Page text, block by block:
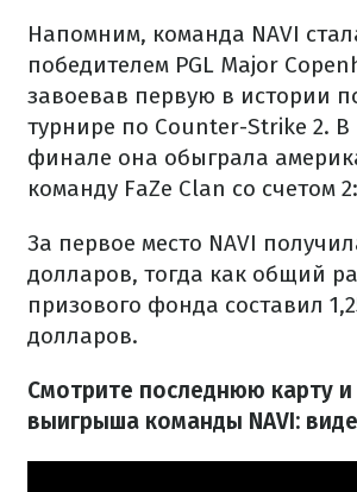
Напомним, команда NAVI
победителем PGL Major
завоевав первую в истории
турнире по Counter-Strike 2. В
финале она обыграла
команду FaZe Clan со счетом
За первое место NAVI
долларов, тогда как общий
призового фонда составил
долларов.
Смотрите последнюю карту
выигрыша команды NAVI: